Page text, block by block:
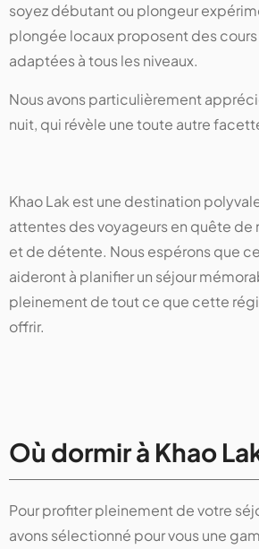
soyez débutant ou plongeur
plongée locaux proposent des
adaptées à tous les niveaux.
Nous avons particulièrement
nuit, qui révèle une toute autre
Khao Lak est une destination
attentes des voyageurs en quête de
et de détente. Nous espérons que
aideront à planifier un séjour
pleinement de tout ce que cette
offrir.
Où dormir à Khao
Pour profiter pleinement de votre
avons sélectionné pour vous une